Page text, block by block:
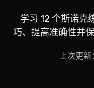
学习 12 个斯诺克
巧、提高准确性并
上次更新：